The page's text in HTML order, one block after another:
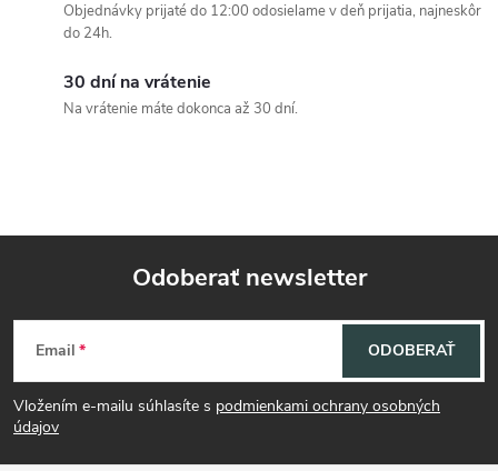
k
v
ý
Objednávky prijaté do 12:00 odosielame v deň prijatia, najneskôr
do 24h.
30 dní na vrátenie
Na vrátenie máte dokonca až 30 dní.
Z
á
p
Odoberať newsletter
Email
Vložením e-mailu súhlasíte s podmienkami ochrany osobných
údajov
ODOBERAŤ